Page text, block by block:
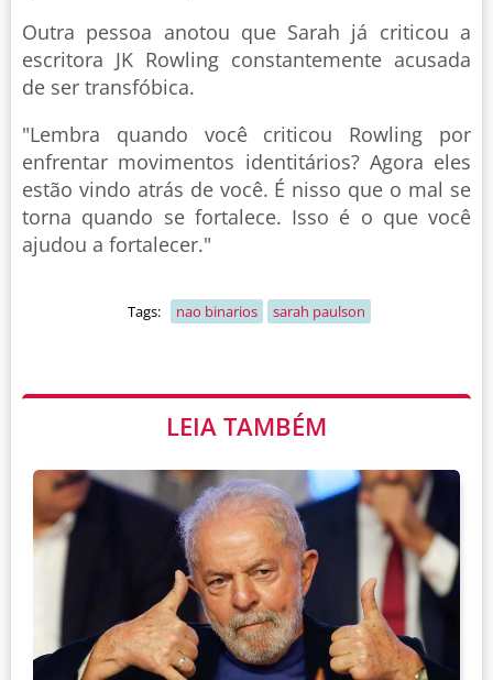
Outra pessoa anotou que Sarah já criticou a
escritora JK Rowling constantemente acusada
de ser transfóbica.
"Lembra quando você criticou Rowling por
enfrentar movimentos identitários? Agora eles
estão vindo atrás de você. É nisso que o mal se
torna quando se fortalece. Isso é o que você
ajudou a fortalecer."
Tags: nao binarios sarah paulson
LEIA TAMBÉM